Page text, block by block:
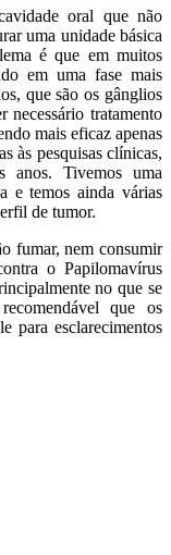
oral que não
uma unidade básica
é que em muitos
em uma fase mais
que são os gânglios
necessário tratamento
mais eficaz apenas
às pesquisas clínicas,
anos. Tivemos uma
e temos ainda várias
de tumor.
fumar, nem consumir
o Papilomavírus
no que se
que os
para esclarecimentos